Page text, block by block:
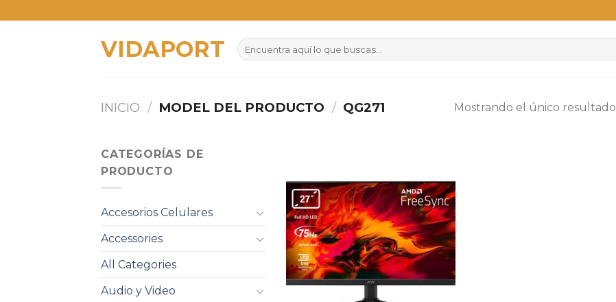
to
VIDAPORT
Buscar
por:
INICIO / MODEL DEL PRODUCTO / QG271 Mostrando el único resultado
CATEGORÍAS DE
PRODUCTO
Accesorios Celulares
Accessories
All Categories
Audio y Video